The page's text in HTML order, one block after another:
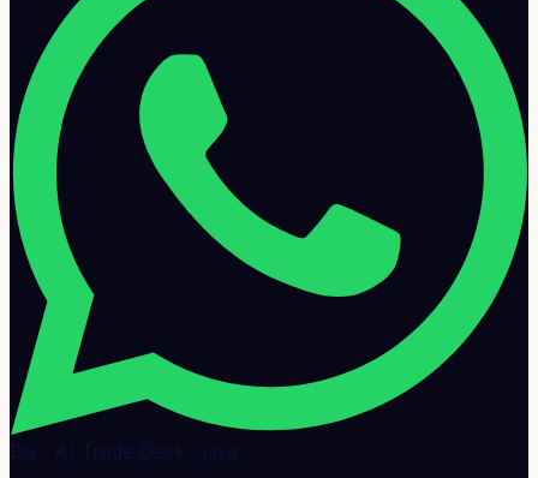
Bix · AI Trade Desk · Live